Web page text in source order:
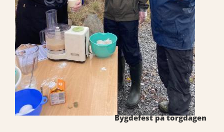
Bygdefest på torgdagen